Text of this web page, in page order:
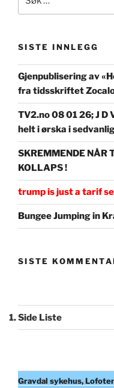
etter:
SISTE INNLEGG
Gjenpublisering av
fra tidsskriftet
TV2.no 08 01 26; J D
helt i ørska i
SKREMMENDE NÅR
KOLLAPS !
trump is just a tarif
Bungee Jumping in
SISTE
Side Liste
Gravdal sykehus,